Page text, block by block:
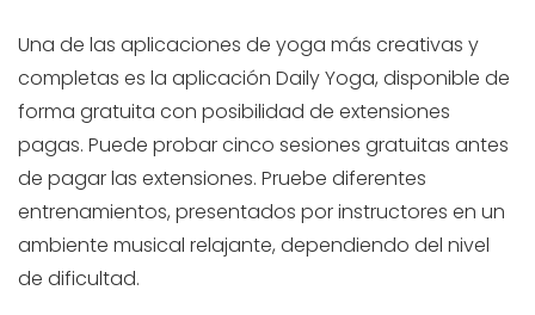
Una de las aplicaciones de yoga más creativas y
completas es la aplicación Daily Yoga, disponible de
forma gratuita con posibilidad de extensiones
pagas. Puede probar cinco sesiones gratuitas antes
de pagar las extensiones. Pruebe diferentes
entrenamientos, presentados por instructores en un
ambiente musical relajante, dependiendo del nivel
de dificultad.